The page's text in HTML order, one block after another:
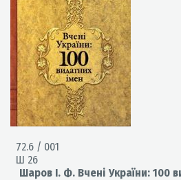
72.6 / 001
Ш 26
Шаров І. Ф. Вчені України: 100